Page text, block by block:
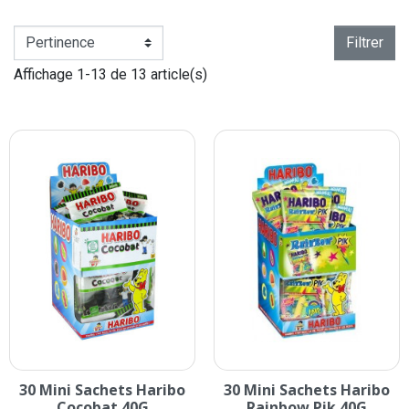
Filtrer
Affichage 1-13 de 13 article(s)
30 Mini Sachets Haribo
30 Mini Sachets Haribo